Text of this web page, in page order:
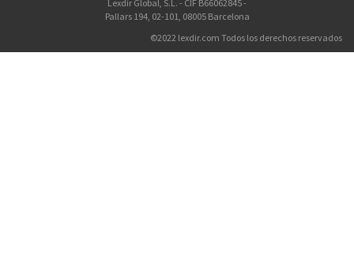
Lexdir Global, S.L. - CIF B66062845 -
Pallars 194, 02-101, 08005 Barcelona
©2022 lexdir.com Todos los derechos reservados